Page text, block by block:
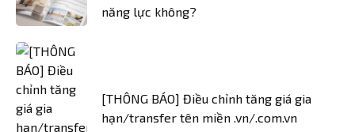
năng lực không?
[THÔNG BÁO] Điều chỉnh tăng giá gia
hạn/transfer tên miền .vn/.com.vn